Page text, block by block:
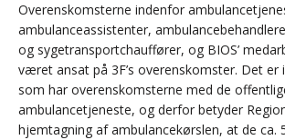
Overenskomsterne indenfor
ambulanceassistenter,
og sygetransportchauffører, og BIOS’
været ansat på 3F’s overenskomster. Det er
som har overenskomsterne med de
ambulancetjeneste, og derfor betyder
hjemtagning af ambulancekørslen, at de ca.